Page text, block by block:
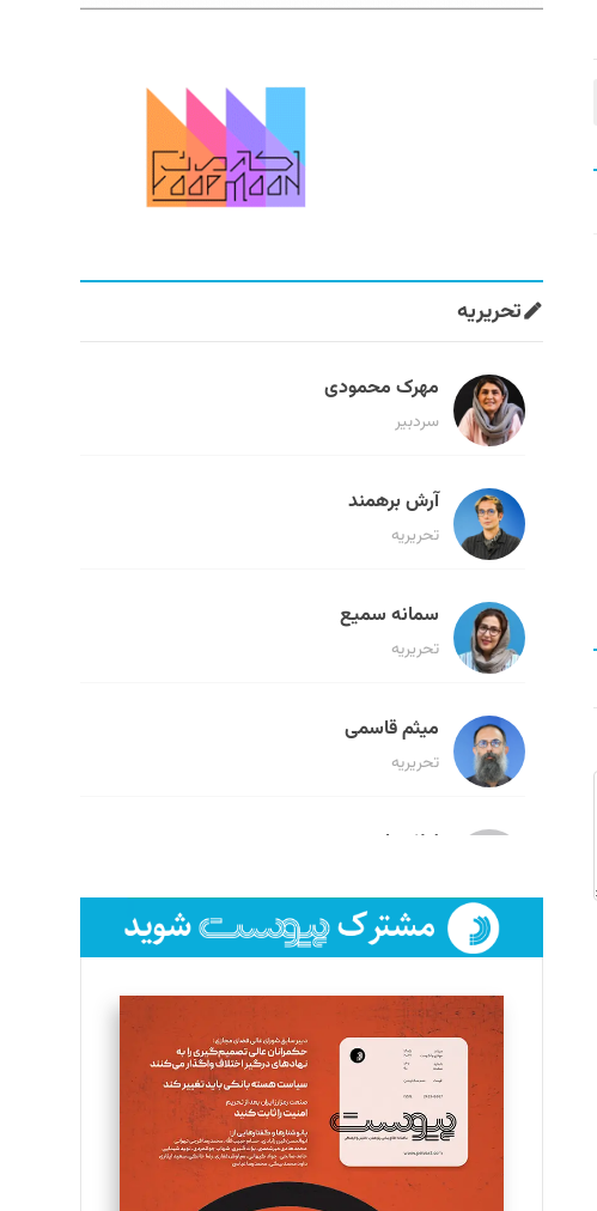
تحریریه
مهرک محمودی
سردبیر
آرش برهمند
تحریریه
سمانه سمیع
تحریریه
میثم قاسمی
تحریریه
لیلا حنارود
فائزه فتحی رستمی
تحریریه
سروش کرمیان
تحریریه
مینا پاکدل